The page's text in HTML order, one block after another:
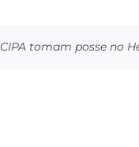
tomam posse no